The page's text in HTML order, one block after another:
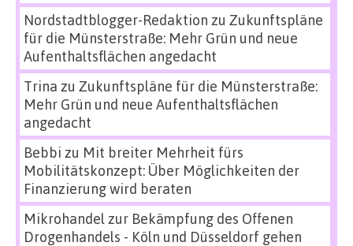
Nordstadtblogger-Redaktion zu Zukunftspläne
für die Münsterstraße: Mehr Grün und neue
Aufenthaltsflächen angedacht
Trina zu Zukunftspläne für die Münsterstraße:
Mehr Grün und neue Aufenthaltsflächen
angedacht
Bebbi zu Mit breiter Mehrheit fürs
Mobilitätskonzept: Über Möglichkeiten der
Finanzierung wird beraten
Mikrohandel zur Bekämpfung des Offenen
Drogenhandels - Köln und Düsseldorf gehen